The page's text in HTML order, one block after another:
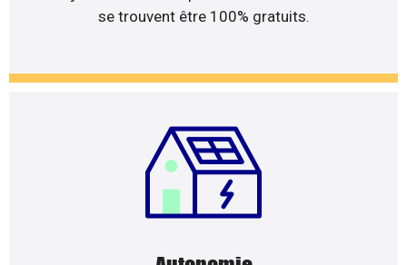
se trouvent être 100% gratuits.